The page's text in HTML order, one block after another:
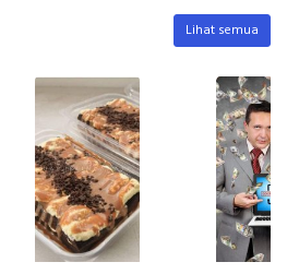
Lihat semua